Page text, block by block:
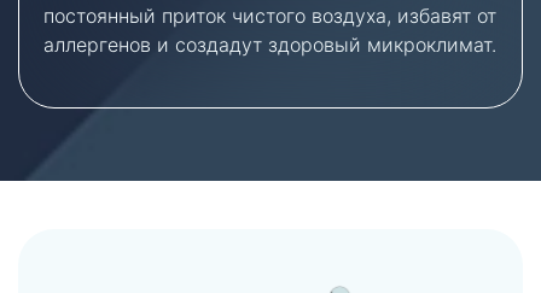
постоянный приток чистого воздуха, избавят от
аллергенов и создадут здоровый микроклимат.